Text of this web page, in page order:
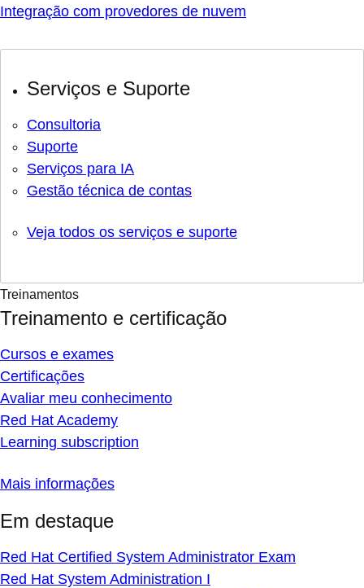
Integração com provedores de nuvem
Serviços e Suporte
Consultoria
Suporte
Serviços para IA
Gestão técnica de contas
Veja todos os serviços e suporte
Treinamentos
Treinamento e certificação
Cursos e exames
Certificações
Avaliar meu conhecimento
Red Hat Academy
Learning subscription
Mais informações
Em destaque
Red Hat Certified System Administrator Exam
Red Hat System Administration I